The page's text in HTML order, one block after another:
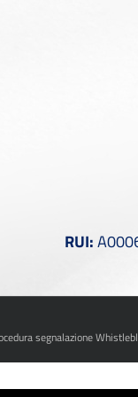
RUI:
segnalazione